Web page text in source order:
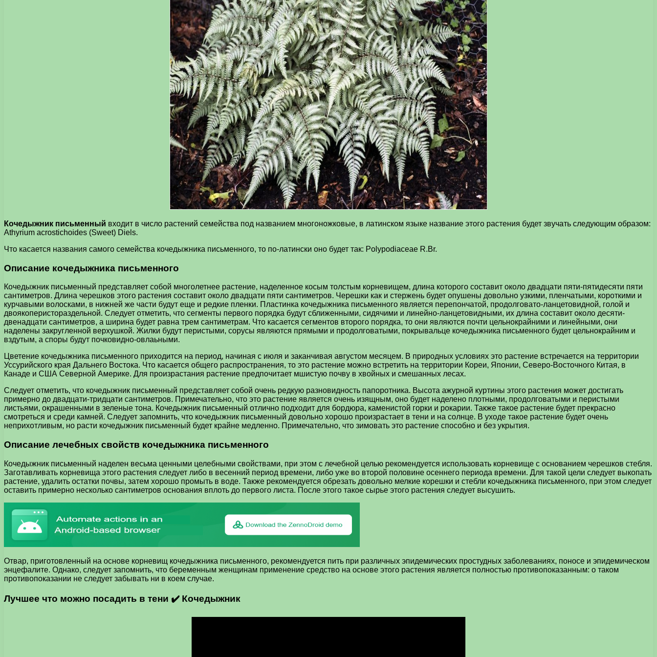
Кочедыжник письменный входит в число растений семейства под названием многоножковые, в латинском языке название этого растения будет звучать следующим образом:
Athyrium acrostichoides (Sweet) Diels.
Что касается названия самого семейства кочедыжника письменного, то по-латински оно будет так: Polypodiaceae R.Br.
Описание кочедыжника письменного
Кочедыжник письменный представляет собой многолетнее растение, наделенное косым толстым корневищем, длина которого составит около двадцати пяти-пятидесяти пяти
сантиметров. Длина черешков этого растения составит около двадцати пяти сантиметров. Черешки как и стержень будет опушены довольно узкими, пленчатыми, короткими и
курчавыми волосками, в нижней же части будут еще и редкие пленки. Пластинка кочедыжника письменного является перепончатой, продолговато-ланцетовидной, голой и
двоякоперистораздельной. Следует отметить, что сегменты первого порядка будут сближенными, сидячими и линейно-ланцетовидными, их длина составит около десяти-
двенадцати сантиметров, а ширина будет равна трем сантиметрам. Что касается сегментов второго порядка, то они являются почти цельнокрайними и линейными, они
наделены закругленной верхушкой. Жилки будут перистыми, сорусы являются прямыми и продолговатыми, покрывальце кочедыжника письменного будет цельнокрайним и
вздутым, а споры будут почковидно-овлаьными.
Цветение кочедыжника письменного приходится на период, начиная с июля и заканчивая августом месяцем. В природных условиях это растение встречается на территории
Уссурийского края Дальнего Востока. Что касается общего распространения, то это растение можно встретить на территории Кореи, Японии, Северо-Восточного Китая, в
Канаде и США Северной Америке. Для произрастания растение предпочитает мшистую почву в хвойных и смешанных лесах.
Следует отметить, что кочедыжник письменный представляет собой очень редкую разновидность папоротника. Высота ажурной куртины этого растения может достигать
примерно до двадцати-тридцати сантиметров. Примечательно, что это растение является очень изящным, оно будет наделено плотными, продолговатыми и перистыми
листьями, окрашенными в зеленые тона. Кочедыжник письменный отлично подходит для бордюра, каменистой горки и рокарии. Также такое растение будет прекрасно
смотреться и среди камней. Следует запомнить, что кочедыжник письменный довольно хорошо произрастает в тени и на солнце. В уходе такое растение будет очень
неприхотливым, но расти кочедыжник письменный будет крайне медленно. Примечательно, что зимовать это растение способно и без укрытия.
Описание лечебных свойств кочедыжника письменного
Кочедыжник письменный наделен весьма ценными целебными свойствами, при этом с лечебной целью рекомендуется использовать корневище с основанием черешков стебля.
Заготавливать корневища этого растения следует либо в весенний период времени, либо уже во второй половине осеннего периода времени. Для такой цели следует выкопать
растение, удалить остатки почвы, затем хорошо промыть в воде. Также рекомендуется обрезать довольно мелкие корешки и стебли кочедыжника письменного, при этом следует
оставить примерно несколько сантиметров основания вплоть до первого листа. После этого такое сырье этого растения следует высушить.
Отвар, приготовленный на основе корневищ кочедыжника письменного, рекомендуется пить при различных эпидемических простудных заболеваниях, поносе и эпидемическом
энцефалите. Однако, следует запомнить, что беременным женщинам применение средство на основе этого растения является полностью противопоказанным: о таком
противопоказании не следует забывать ни в коем случае.
Лучшее что можно посадить в тени ✔️ Кочедыжник